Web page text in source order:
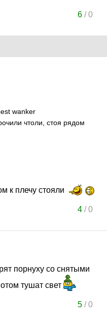
6/0
wanker
чтоли, стоя рядом
к плечу стояли
4/0
порнуху со снятыми
тушат свет
5/0